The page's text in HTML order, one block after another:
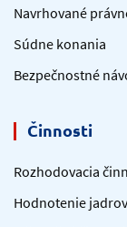
Navrhované
Súdne konania
Bezpečnostné
Činnosti
Rozhodovacia
Hodnotenie